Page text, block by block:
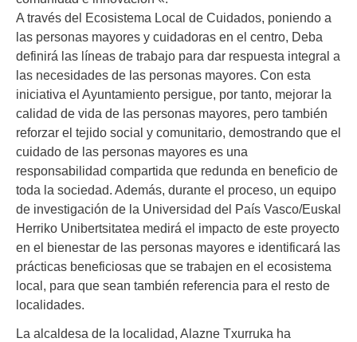
A través del Ecosistema Local de Cuidados, poniendo a
las personas mayores y cuidadoras en el centro, Deba
definirá las líneas de trabajo para dar respuesta integral a
las necesidades de las personas mayores. Con esta
iniciativa el Ayuntamiento persigue, por tanto, mejorar la
calidad de vida de las personas mayores, pero también
reforzar el tejido social y comunitario, demostrando que el
cuidado de las personas mayores es una
responsabilidad compartida que redunda en beneficio de
toda la sociedad. Además, durante el proceso, un equipo
de investigación de la Universidad del País Vasco/Euskal
Herriko Unibertsitatea medirá el impacto de este proyecto
en el bienestar de las personas mayores e identificará las
prácticas beneficiosas que se trabajen en el ecosistema
local, para que sean también referencia para el resto de
localidades.
La alcaldesa de la localidad, Alazne Txurruka ha